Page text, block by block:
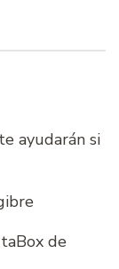
ayudarán si
de